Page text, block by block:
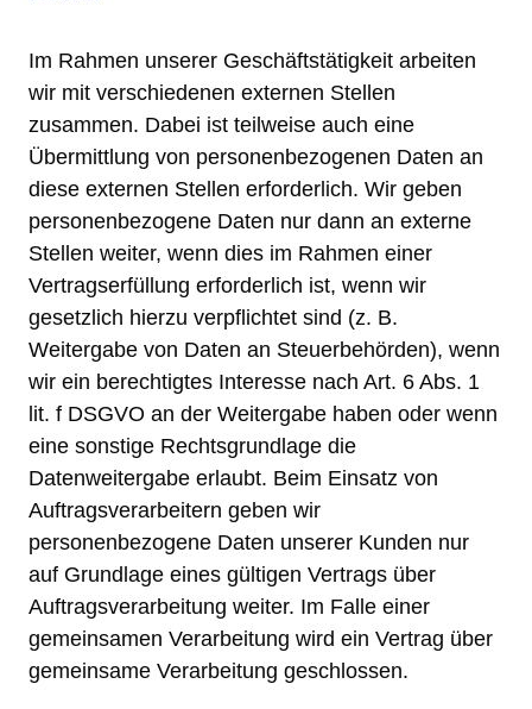
Im Rahmen unserer Geschäftstätigkeit arbeiten
wir mit verschiedenen externen Stellen
zusammen. Dabei ist teilweise auch eine
Übermittlung von personenbezogenen Daten an
diese externen Stellen erforderlich. Wir geben
personenbezogene Daten nur dann an externe
Stellen weiter, wenn dies im Rahmen einer
Vertragserfüllung erforderlich ist, wenn wir
gesetzlich hierzu verpflichtet sind (z. B.
Weitergabe von Daten an Steuerbehörden), wenn
wir ein berechtigtes Interesse nach Art. 6 Abs. 1
lit. f DSGVO an der Weitergabe haben oder wenn
eine sonstige Rechtsgrundlage die
Datenweitergabe erlaubt. Beim Einsatz von
Auftragsverarbeitern geben wir
personenbezogene Daten unserer Kunden nur
auf Grundlage eines gültigen Vertrags über
Auftragsverarbeitung weiter. Im Falle einer
gemeinsamen Verarbeitung wird ein Vertrag über
gemeinsame Verarbeitung geschlossen.